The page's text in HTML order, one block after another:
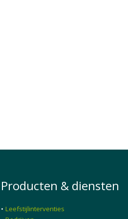
Producten & diensten
• Leefstijlinterventies